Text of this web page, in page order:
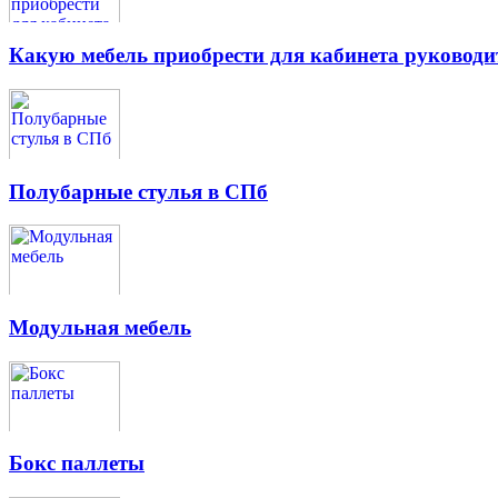
Какую мебель приобрести для кабинета
Полубарные стулья в СПб
Модульная мебель
Бокс паллеты